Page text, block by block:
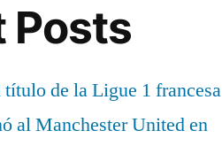
Posts
de la Ligue 1 francesa
al Manchester United en